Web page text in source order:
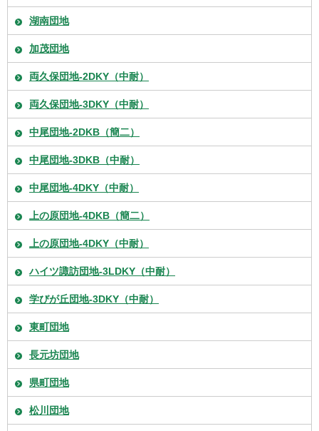
湖南団地
加茂団地
両久保団地-2DKY（中耐）
両久保団地-3DKY（中耐）
中尾団地-2DKB（簡二）
中尾団地-3DKB（中耐）
中尾団地-4DKY（中耐）
上の原団地-4DKB（簡二）
上の原団地-4DKY（中耐）
ハイツ諏訪団地-3LDKY（中耐）
学びが丘団地-3DKY（中耐）
東町団地
長元坊団地
県町団地
松川団地